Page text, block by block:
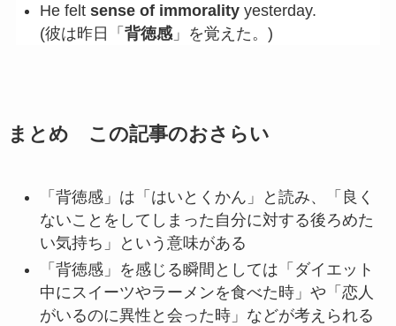
He felt sense of immoralityyesterday.
(彼は昨日「 背徳感」を覚えた。)
まとめ この記事のおさらい
「背徳感」は「はいとくかん」と読み、「良く
ないことをしてしまった自分に対する後ろめた
い気持ち」という意味がある
「背徳感」を感じる瞬間としては「ダイエット
中にスイーツやラーメンを食べた時」や「恋人
がいるのに異性と会った時」などが考えられる